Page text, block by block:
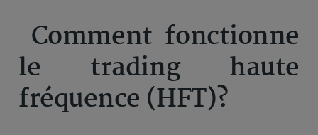
Comment fonctionne
le trading haute
fréquence (HFT)?